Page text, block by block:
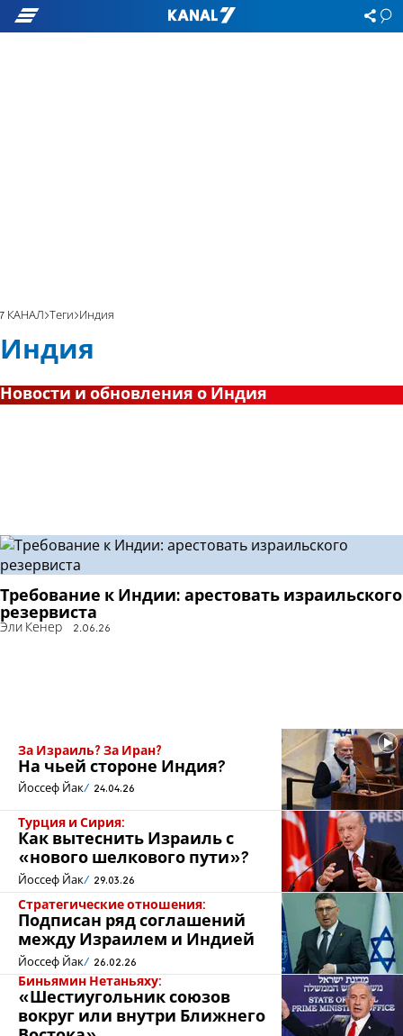
7 КАНАЛ Теги Индия
Индия
Новости и обновления о Индия
Требование к Индии: арестовать израильского
резервиста
Эли Кенер 2.06.26
За Израиль? За Иран?
На чьей стороне Индия?
Йоссеф Йак 24.04.26
Турция и Сирия:
Как вытеснить Израиль с
«нового шелкового пути»?
Йоссеф Йак 29.03.26
Стратегические отношения:
Подписан ряд соглашений
между Израилем и Индией
Йоссеф Йак 26.02.26
Биньямин Нетаньяху:
«Шестиугольник союзов
вокруг или внутри Ближнего